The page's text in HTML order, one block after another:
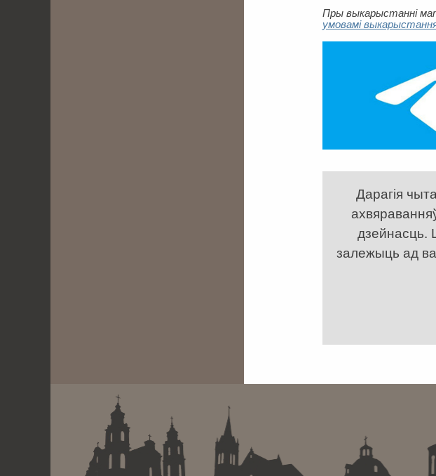
Пры выкарыстанні
умовамі
Дарагія
дзейнасць.
залежыць ад